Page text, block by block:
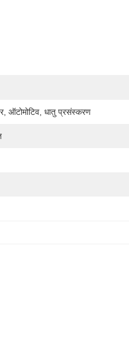
ऑटोमोटिव, धातु प्रसंस्करण